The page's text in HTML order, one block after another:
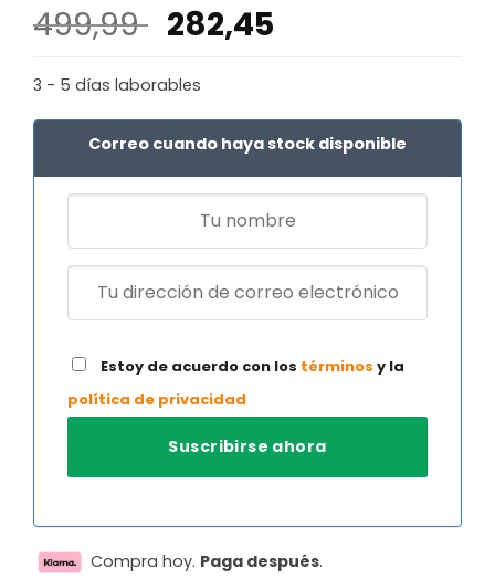
499,99 El
precio
original
era:
499,99 €.
282,45
es:
282,45 €.
3 - 5 días laborables
Correo cuando haya stock disponible
Estoy de acuerdo con los términos y la
política de privacidad
Compra hoy. Paga después.